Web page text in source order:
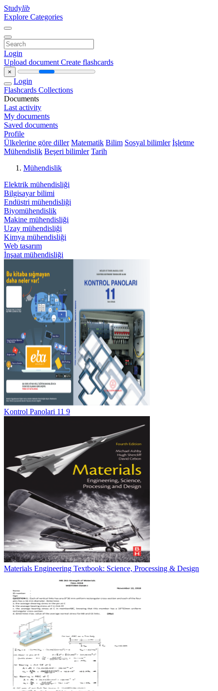
Studylib
Explore Categories
Login
Upload document Create flashcards
×
Login
Flashcards Collections
Documents
Last activity
My documents
Saved documents
Profile
Ülkelerine göre diller Matematik Bilim Sosyal bilimler İşletme
Mühendislik Beşeri bilimler Tarih
Mühendislik
Elektrik mühendisliği
Bilgisayar bilimi
Endüstri mühendisliği
Biyomühendislik
Makine mühendisliği
Uzay mühendisliği
Kimya mühendisliği
Web tasarım
İnşaat mühendisliği
Kontrol Panolari 11 9
Materials Engineering Textbook: Science, Processing & Design